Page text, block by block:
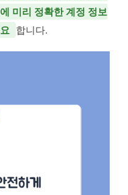
미리 정확한 계정 정보
합니다.